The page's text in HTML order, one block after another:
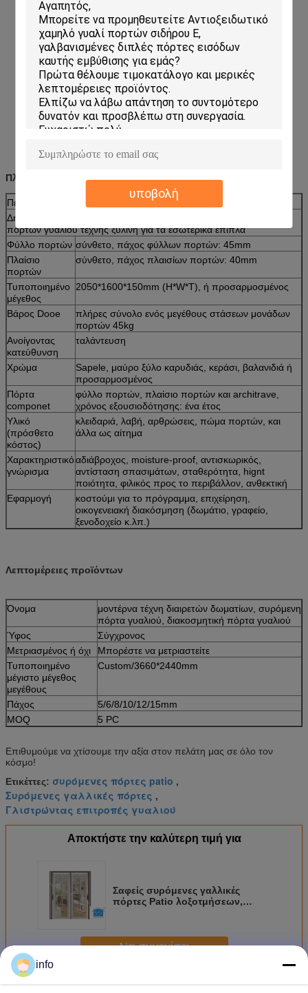
υποβολή
Πληροφορίες επιχείρησης
Περιγραφή του προϊόντος
Δημοφιλέστερη διπλή μετριασμένη πόρτα της Κίνας συρόμενων
πορτών γυαλιού τέχνης ξύλινη για τα εσωτερικά έπιπλα
Φύλλο πορτών σύνθετο, πάχος φύλλων πορτών: 45mm
Πλαίσιο
πορτών
σύνθετο, πάχος πλαισίων πορτών: 40mm
Τυποποιημένο
μέγεθος
2050*1600*150mm (H*W*T), ή προσαρμοσμένος
Βάρος Dooe
πλήρες σύνολο ενός μεγέθους στάσεων μονάδων
πορτών 45kg
Ανοίγοντας
κατεύθυνση
ταλάντευση
Χρώμα
Sapele, μαύρο ξύλο καρυδιάς, κεράσι, βαλανιδιά ή
προσαρμοσμένος
Πόρτα
componet
φύλλο πορτών, πλαίσιο πορτών και architrave,
χρόνος εξουσιοδότησης: ένα έτος
Υλικό
(πρόσθετο
κόστος)
κλειδαριά, λαβή, αρθρώσεις, πώμα πορτών, και
άλλα ως αίτημα
Χαρακτηριστικό
γνώρισμα
αδιάβροχος, moisture-proof, αντισκωρικός,
αντίσταση σπασιμάτων, σταθερότητα, hignt
ποιότητα, φιλικός προς το περιβάλλον, ανθεκτική
Εφαρμογή
κοστούμι για το πρόγραμμα, επιχείρηση,
οικογενειακή διακόσμηση (δωμάτιο, γραφείο,
ξενοδοχείο κ.λπ.)
Λεπτομέρειες προϊόντων
Όνομα
μοντέρνα τέχνη διαιρετών δωματίων, συρόμενη
πόρτα γυαλιού, διακοσμητική πόρτα γυαλιού
Ύφος
Σύγχρονος
Μετριασμένος ή όχι
Μπορέστε να μετριαστείτε
Τυποποιημένο
μέγιστο μέγεθος
μεγέθους
Custom/3660*2440mm
Πάχος
5/6/8/10/12/15mm
MOQ
5 PC
Επιθυμούμε να χτίσουμε την αξία στον πελάτη μας σε όλο τον
κόσμο!
Ετικέττες: συρόμενες πόρτες patio ,
Συρόμενες γαλλικές πόρτες ,
Γλιστρώντας επιτροπές γυαλιού
Αποκτήστε την καλύτερη τιμή για
Σαφείς συρόμενες γαλλικές
πόρτες Patio λοξοτμήσεων,
Να συνεχίσει
ΠερισσότεροιΣυρόμενη πόρτα γυαλιού
info